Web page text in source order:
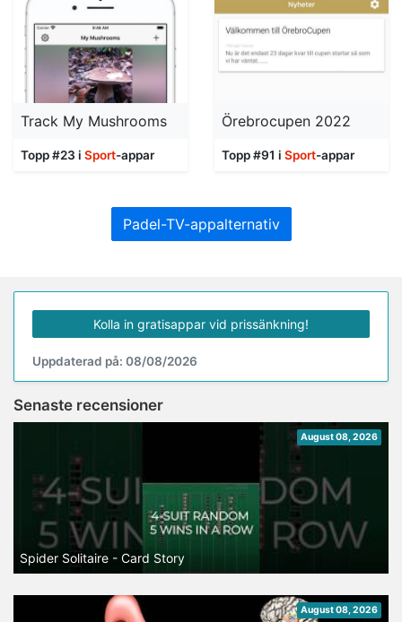
Track My Mushrooms
Topp #23 i Sport-appar
Örebrocupen 2022
Topp #91 i Sport-appar
Padel-TV-appalternativ
Kolla in gratisappar vid prissänkning!
Uppdaterad på: 08/08/2026
Senaste recensioner
August 08, 2026
Spider Solitaire - Card Story
August 08, 2026